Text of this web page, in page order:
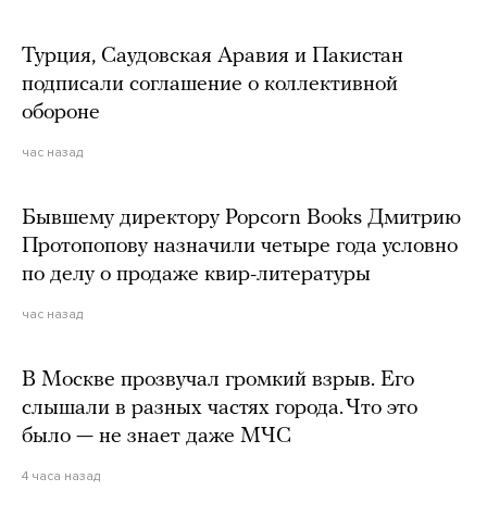
Турция, Саудовская Аравия и Пакистан
подписали соглашение о коллективной
обороне
час назад
Бывшему директору Popcorn Books Дмитрию
Протопопову назначили четыре года условно
по делу о продаже квир-литературы
час назад
В Москве прозвучал громкий взрыв. Его
слышали в разных частях города. Что это
было — не знает даже МЧС
4 часа назад